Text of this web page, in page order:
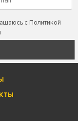
с Политикой